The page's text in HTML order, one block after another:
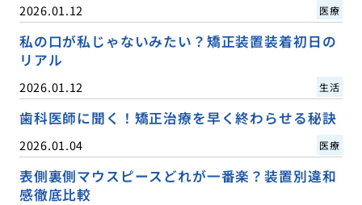
2026.01.12 医療
私の口が私じゃないみたい？矯正装置装着初日の
リアル
2026.01.12 生活
歯科医師に聞く！矯正治療を早く終わらせる秘訣
2026.01.04 医療
表側裏側マウスピースどれが一番楽？装置別違和
感徹底比較